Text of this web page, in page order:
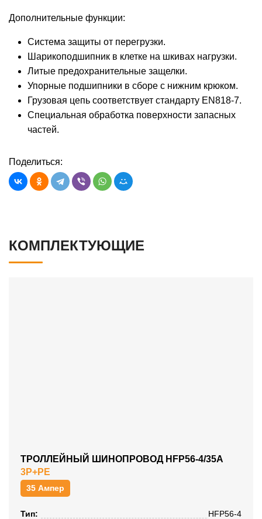
Дополнительные функции:
Система защиты от перегрузки.
Шарикоподшипник в клетке на шкивах нагрузки.
Литые предохранительные защелки.
Упорные подшипники в сборе с нижним крюком.
Грузовая цепь соответствует стандарту EN818-7.
Специальная обработка поверхности запасных
частей.
Поделиться:
КОМПЛЕКТУЮЩИЕ
ТРОЛЛЕЙНЫЙ ШИНОПРОВОД HFP56-4/35A
3P+PE
35 Ампер
Тип:
HFP56-4